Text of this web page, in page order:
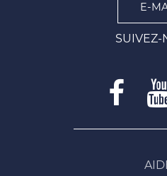
E-
SUIVEZ-